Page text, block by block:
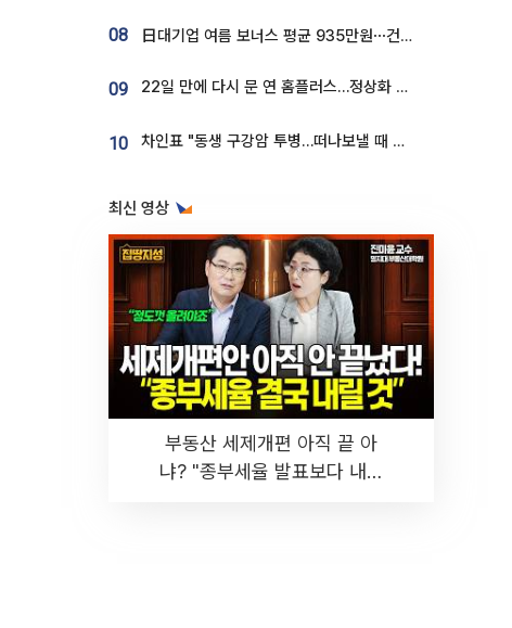
08 日대기업 여름 보너스 평균 935만원⋯건설회사 1800만 넘어
09 22일 만에 다시 문 연 홈플러스…정상화 바쁜데 재고 없어 ‘발동동’[가보니]
10 차인표 "동생 구강암 투병…떠나보낼 때 가장 힘들었다”
최신 영상
부동산 세제개편 아직 끝 아
냐? "종부세율 발표보다 내릴